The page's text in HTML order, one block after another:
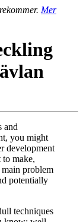
Mer
and
you might
development
make,
main problem
potentially
techniques